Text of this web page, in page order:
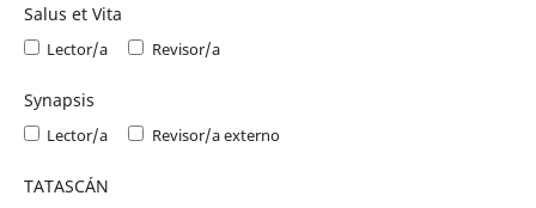
Salus et Vita
Lector/a Revisor/a
Synapsis
Lector/a Revisor/a externo
TATASCÁN